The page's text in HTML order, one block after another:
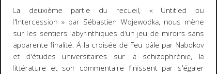
La deuxième partie du recueil, « Untitled ou
l'Intercession » par Sébastien Wojewodka, nous mène
sur les sentiers labyrinthiques d'un jeu de miroirs sans
apparente finalité. Á la croisée de Feu pâle par Nabokov
et d'études universitaires sur la schizophrénie, la
littérature et son commentaire finissent par s'égaler